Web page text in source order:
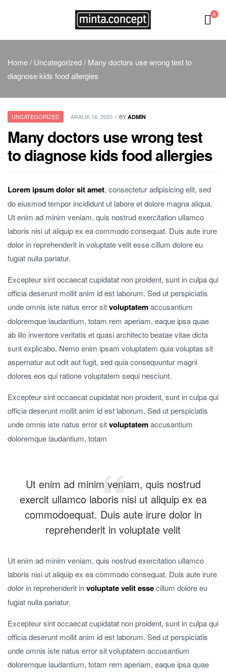
Minta
Concept
0
Home/ Uncategorized/ Many doctors use wrong test to
diagnose kids food allergies
UNCATEGORIZED ARALIK 16, 2020 BY ADMIN
Many doctors use wrong test
to diagnose kids food allergies
Lorem ipsum dolor sit amet, consectetur adipisicing elit, sed
do eiusmod tempor incididunt ut labore et dolore magna aliqua.
Ut enim ad minim veniam, quis nostrud exercitation ullamco
laboris nisi ut aliquip ex ea commodo consequat. Duis aute irure
dolor in reprehenderit in voluptate velit esse cillum dolore eu
fugiat nulla pariatur.
Excepteur sint occaecat cupidatat non proident, sunt in culpa qui
officia deserunt mollit anim id est laborum. Sed ut perspiciatis
unde omnis iste natus error sitvoluptatemaccusantium
doloremque laudantium, totam rem aperiam, eaque ipsa quae
ab illo inventore veritatis et quasi architecto beatae vitae dicta
sunt explicabo. Nemo enim ipsam voluptatem quia voluptas sit
aspernatur aut odit aut fugit, sed quia consequuntur magni
dolores eos qui ratione voluptatem sequi nesciunt.
Excepteur sint occaecat cupidatat non proident, sunt in culpa qui
officia deserunt mollit anim id est laborum. Sed ut perspiciatis
unde omnis iste natus error sitvoluptatemaccusantium
doloremque laudantium, totam
Ut enim ad minim veniam, quis nostrud
exercit ullamco laboris nisi ut aliquip ex ea
commodoequat. Duis aute irure dolor in
reprehenderit in voluptate velit
Ut enim ad minim veniam, quis nostrud exercitation ullamco
laboris nisi ut aliquip ex ea commodo consequat. Duis aute irure
dolor in reprehenderit involuptate velit essecillum dolore eu
fugiat nulla pariatur.
Excepteur sint occaecat cupidatat non proident, sunt in culpa qui
officia deserunt mollit anim id est laborum. Sed ut perspiciatis
unde omnis iste natus error sit voluptatem accusantium
doloremque laudantium, totam rem aperiam, eaque ipsa quae